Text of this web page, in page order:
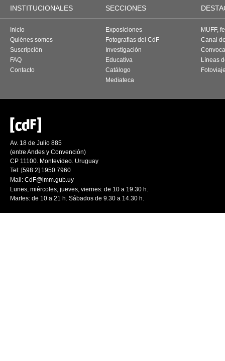
INSTITUCIONALES SECCIONES
Inicio
Quiénes somos
Suscripción
FAQ
Contacto
Exposiciones
Fotografías del CdF
Investigación
Educativa
Catálogo
Mediateca
MUFF,
Canal
Líneas
Av. 18 de Julio 885
(entre Andes y Convención)
CP 11100. Montevideo. Uruguay
Tel: [598 2] 1950 7960
Mail: CdF@imm.gub.uy
Lunes, miércoles, jueves, viernes: de 10 a 19.30 h.
Martes: de 10 a 21 h. Sábados de 9.30 a 14.30 h.